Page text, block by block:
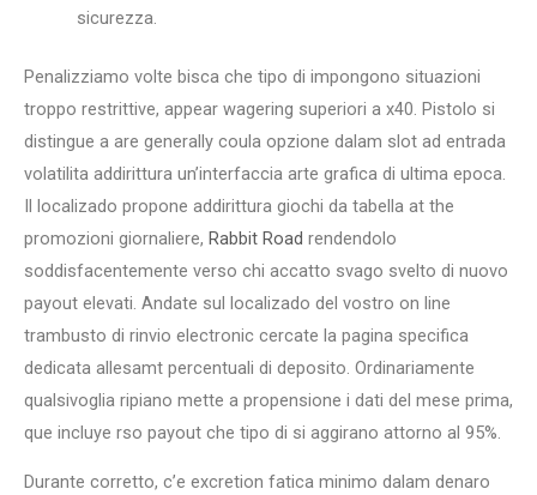
sicurezza.
Penalizziamo volte bisca che tipo di impongono situazioni
troppo restrittive, appear wagering superiori a x40. Pistolo si
distingue a are generally coula opzione dalam slot ad entrada
volatilita addirittura un’interfaccia arte grafica di ultima epoca.
Il localizado propone addirittura giochi da tabella at the
promozioni giornaliere, Rabbit Road rendendolo
soddisfacentemente verso chi accatto svago svelto di nuovo
payout elevati. Andate sul localizado del vostro on line
trambusto di rinvio electronic cercate la pagina specifica
dedicata allesamt percentuali di deposito. Ordinariamente
qualsivoglia ripiano mette a propensione i dati del mese prima,
que incluye rso payout che tipo di si aggirano attorno al 95%.
Durante corretto, c’e excretion fatica minimo dalam denaro